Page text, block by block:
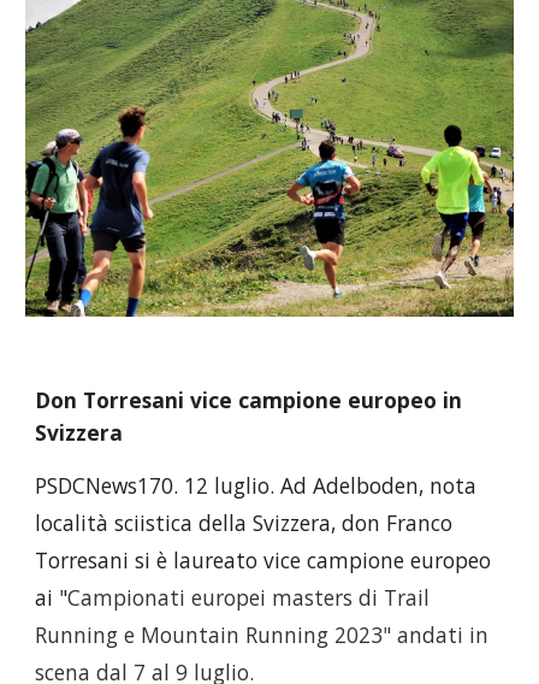
Don Torresani vice campione europeo in
Svizzera
PSDCNews170. 12 luglio. Ad Adelboden, nota
località sciistica della Svizzera, don Franco
Torresani si è laureato vice campione europeo
ai "Campionati europei masters di Trail
Running e Mountain Running 2023" andati in
scena dal 7 al 9 luglio.